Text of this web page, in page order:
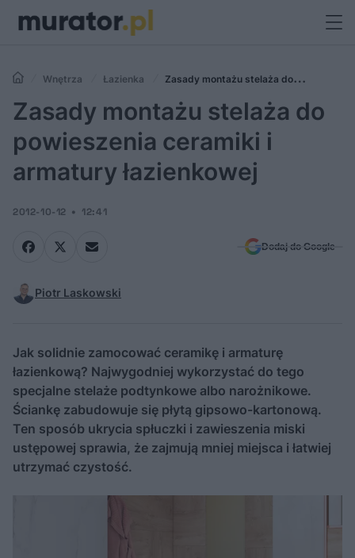
Wnętrza Łazienka
Zasady montażu stelaża do
powieszenia ceramiki i armatury łazienkowej
Zasady montażu stelaża do
powieszenia ceramiki i
armatury łazienkowej
2012-10-12 12:41
Dodaj do Google
Piotr Laskowski
Jak solidnie zamocować ceramikę i armaturę
łazienkową? Najwygodniej wykorzystać do tego
specjalne stelaże podtynkowe albo narożnikowe.
Ściankę zabudowuje się płytą gipsowo-kartonową.
Ten sposób ukrycia spłuczki i zawieszenia miski
ustępowej sprawia, że zajmują mniej miejsca i łatwiej
utrzymać czystość.